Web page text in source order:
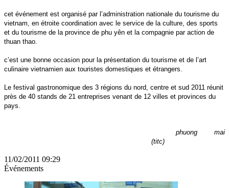
cet événement est organisé par l’administration nationale du tourisme du
vietnam, en étroite coordination avec le service de la culture, des sports
et du tourisme de la province de phu yên et la compagnie par action de
thuan thao.
c’est une bonne occasion pour la présentation du tourisme et de l’art
culinaire vietnamien aux touristes domestiques et étrangers.
Le festival gastronomique des 3 régions du nord, centre et sud 2011 réunit
près de 40 stands de 21 entreprises venant de 12 villes et provinces du
pays.
phuong mai
(titc)
11/02/2011 09:29
Événements